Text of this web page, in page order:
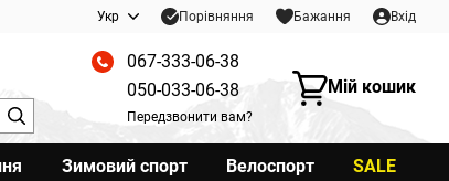
Укр Порівняння Бажання Вхід
067-333-06-38
050-033-06-38
Передзвонити вам?
Мій кошик
Зимовий спорт Велоспорт SALE